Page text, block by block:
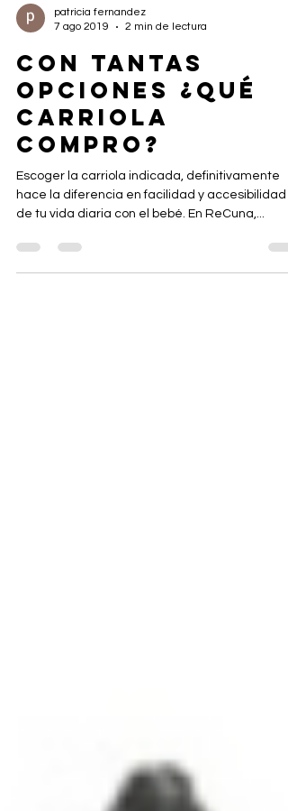
patricia fernandez
7 ago 2019
2 min de lectura
CON TANTAS
OPCIONES ¿QUÉ
CARRIOLA
COMPRO?
hace la diferencia en facilidad y accesibilidad